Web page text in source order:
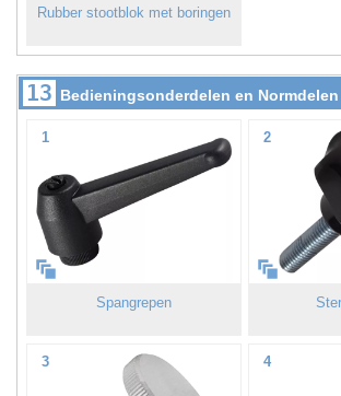
Rubber stootblok met boringen
13 Bedieningsonderdelen en Normdelen
1
Spangrepen
2
3 4